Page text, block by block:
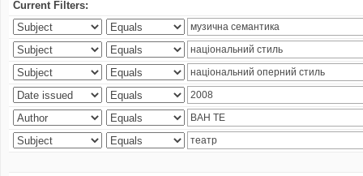
Current Filters: